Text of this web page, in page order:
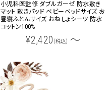
小児科医監修 ダブルガーゼ 防水敷き
マット 敷きパッド ベビーベッドサイズ お
昼寝ふとんサイズ おねしょシーツ 防水
コットン100%
¥2,420 (税込) ～